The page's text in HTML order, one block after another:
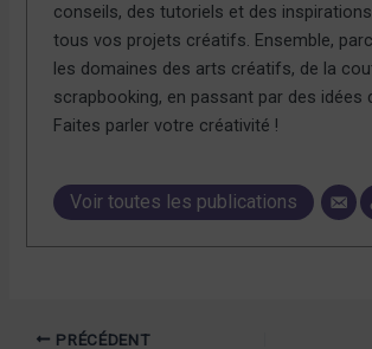
conseils, des tutoriels et des
tous vos projets créatifs. Ensemble,
les domaines des arts créatifs, de la
scrapbooking, en passant par des idées
Faites parler votre créativité !
Voir toutes les publications
PRÉCÉDENT